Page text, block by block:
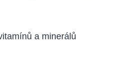
a minerálů